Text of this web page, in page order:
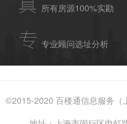
所有房源100%实勘
专业顾问选址分析
©2015-2020 百楼通信息服务（